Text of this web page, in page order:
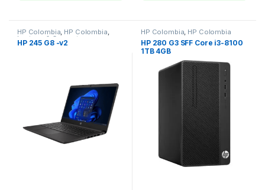
HP Colombia, HP Colombia,
Laptops & Computers
HP 245 G8 -v2
HP Colombia, HP Colombia
HP 280 G3 SFF Core i3-8100
1TB 4GB